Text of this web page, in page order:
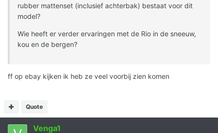
rubber mattenset (inclusief achterbak) bestaat voor dit
model?
Wie heeft er verder ervaringen met de Rio in de sneeuw,
kou en de bergen?
ff op ebay kijken ik heb ze veel voorbij zien komen
Quote
Venga1